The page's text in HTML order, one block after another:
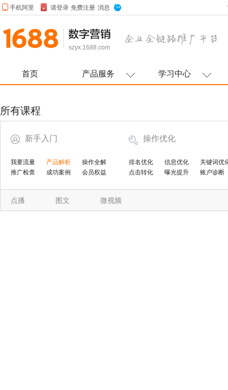
szyx.1688.com
首页 产品服务 学习中心
所有课程
新手入门
我要流量 产品解析
操作全解
推广检查
成功案例 会员权益
操作优化
排名优化 信息优化
关键词优
点击转化
曝光提升 账户诊断
点播 图文 微视频